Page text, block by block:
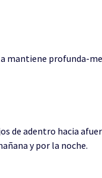
mantiene profunda-
de adentro hacia
y por la noche.